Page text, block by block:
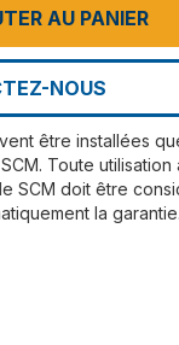
AU PANIER
NOUS
être installées
Toute utilisation
SCM doit être
la garantie.